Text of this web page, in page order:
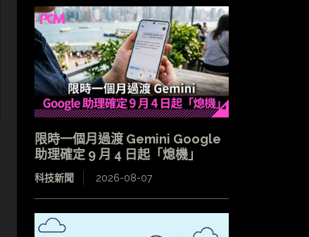
限時一個月過渡 Gemini Google
助理確定 9 月 4 日起「熄機」
科技新聞 2026-08-07